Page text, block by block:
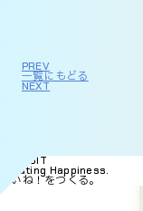
PREV
一覧にもどる
NEXT
RECRUIT
Creating Happiness.
いいね！をつくる。